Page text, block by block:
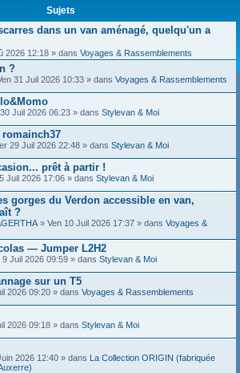
Sujets
dans un van aménagé, quelqu'un a
2026 12:18 » dans Voyages & Rassemblements
?
31 Juil 2026 10:33 » dans Voyages & Rassemblements
Juil 2026 06:23 » dans Stylevan & Moi
29 Juil 2026 22:48 » dans Stylevan & Moi
prêt à partir !
Juil 2026 17:06 » dans Stylevan & Moi
gorges du Verdon accessible en van,
?
» Ven 10 Juil 2026 17:37 » dans Voyages &
— Jumper L2H2
9 Juil 2026 09:59 » dans Stylevan & Moi
sur un T5
2026 09:20 » dans Voyages & Rassemblements
2026 09:18 » dans Stylevan & Moi
2026 12:40 » dans La Collection ORIGIN (fabriquée